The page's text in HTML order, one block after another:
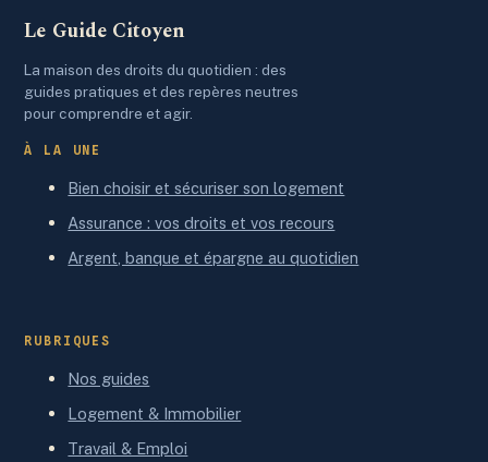
Le Guide Citoyen
La maison des droits du quotidien : des
guides pratiques et des repères neutres
pour comprendre et agir.
À LA UNE
Bien choisir et sécuriser son logement
Assurance : vos droits et vos recours
Argent, banque et épargne au quotidien
RUBRIQUES
Nos guides
Logement & Immobilier
Travail & Emploi